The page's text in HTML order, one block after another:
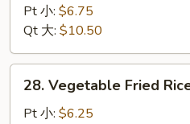
Fried
Rice
虾
炒
Pt 小: $6.75
Qt 大: $10.50
Vegetable
Fried
28. Vegetable Fried
Pt 小: $6.25